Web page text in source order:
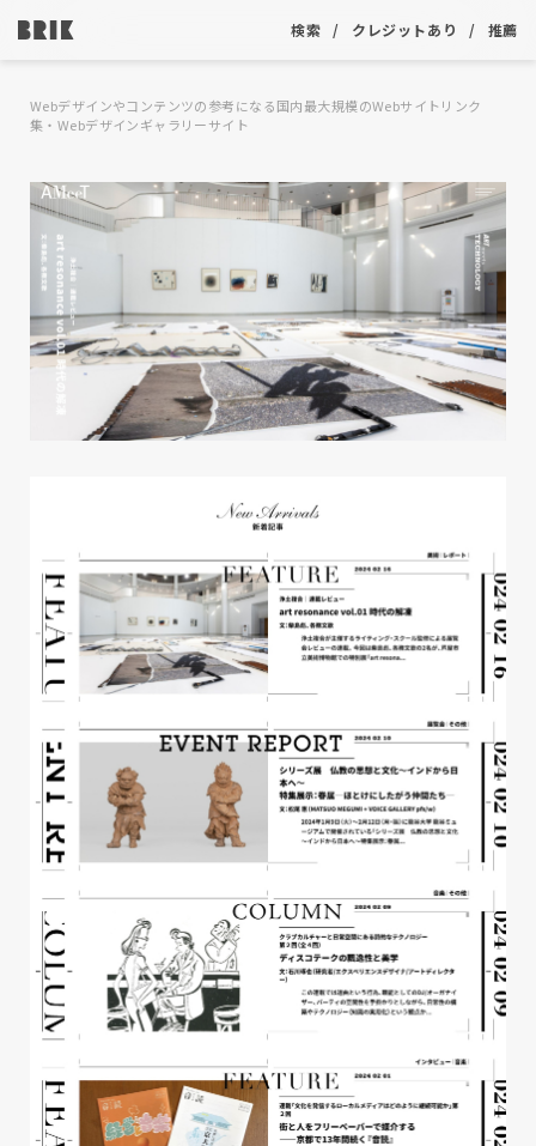
検索 クレジットあり 推薦
Webデザインやコンテンツの参考になる国内最大規模のWebサイトリンク
集・Webデザインギャラリーサイト